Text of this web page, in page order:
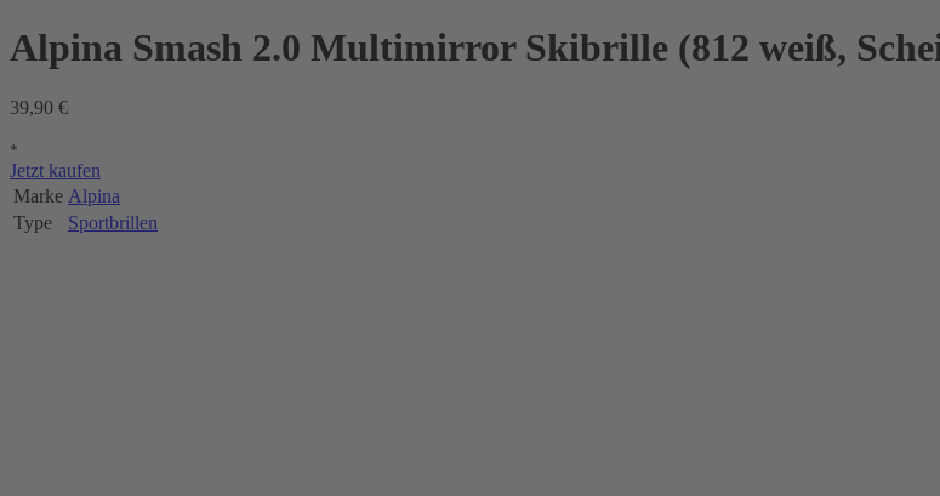
Alpina Smash 2.0 Multimirror Skibrille (812 weiß,
39,90 €
*
Jetzt kaufen
Marke Alpina
Type
Sportbrillen